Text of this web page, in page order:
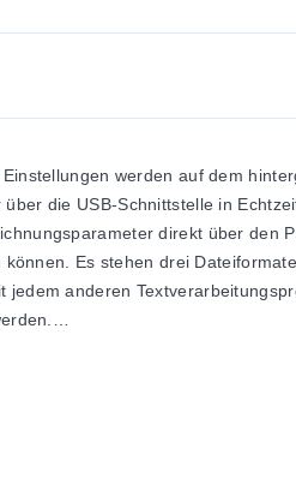
werden auf dem
die USB-Schnittstelle in
direkt über den
Es stehen drei
anderen